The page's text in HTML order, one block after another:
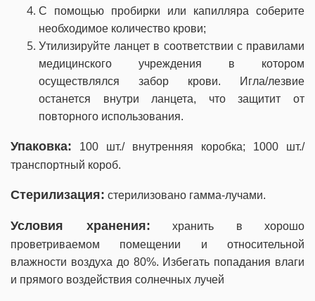
С помощью пробирки или капилляра соберите
необходимое количество крови;
Утилизируйте ланцет в соответствии с правилами
медицинского учреждения в котором
осуществлялся забор крови. Игла/лезвие
останется внутри ланцета, что защитит от
повторного использования.
Упаковка: 100 шт./ внутренняя коробка; 1000 шт./
транспортный короб.
Стерилизация: стерилизовано гамма-лучами.
Условия хранения:
хранить в хорошо
проветриваемом помещении и относительной
влажности воздуха до 80%. Избегать попадания влаги
и прямого воздействия солнечных лучей